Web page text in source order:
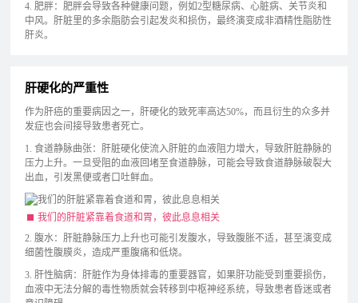
4. 肥胖：肥胖会导致各种健康问题，例如2型糖尿病、心脏病、关节炎和
中风。肝脏里的多余脂肪会引起发炎和损伤，最终演变成非酒精性脂肪性
肝炎。
肝硬化的严重性
作为肝癌的重要病因之一，肝硬化的致死率高达50%，而且衍生的众多并
发症也会间接导致患者死亡。
1. 食道静脉曲张：肝脏硬化使流入肝脏的血液阻力增大，导致肝脏静脉的
压力上升。一旦受阻的血液回堵至食道静脉，可能会导致食道静脉破裂大
出血，引发黑便或者口吐鲜血。
我们的肝脏紧靠着食道和胃，彼此息息相关
2. 腹水：肝脏静脉压力上升也可能引发腹水，导致腹胀不适，甚至演变成
细菌性腹膜炎，造成严重腹痛和低烧。
3. 肝性脑病：肝脏作为身体排毒的重要器官，如果肝功能受到重要损伤，
血液中无法分解的毒性物质就会转移到中枢神经系统，导致患者昏迷或者